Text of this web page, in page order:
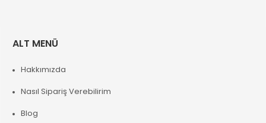
ALT MENÜ
Hakkımızda
Nasıl Sipariş Verebilirim
Blog